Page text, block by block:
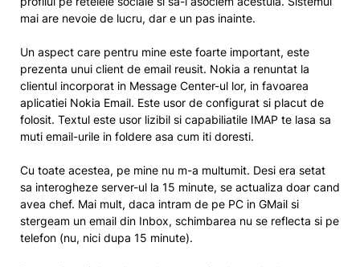
mai are nevoie de lucru, dar e un pas inainte.
Un aspect care pentru mine este foarte important, este
prezenta unui client de email reusit. Nokia a renuntat la
clientul incorporat in Message Center-ul lor, in favoarea
aplicatiei Nokia Email. Este usor de configurat si placut de
folosit. Textul este usor lizibil si capabiliatile IMAP te lasa sa
muti email-urile in foldere asa cum iti doresti.
Cu toate acestea, pe mine nu m-a multumit. Desi era setat
sa interogheze server-ul la 15 minute, se actualiza doar cand
avea chef. Mai mult, daca intram de pe PC in GMail si
stergeam un email din Inbox, schimbarea nu se reflecta si pe
telefon (nu, nici dupa 15 minute).